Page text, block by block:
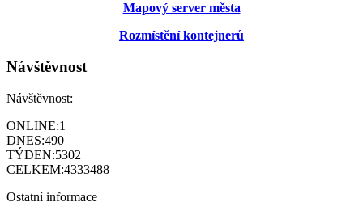
Mapový server města
Rozmístění kontejnerů
Návštěvnost
Návštěvnost:
ONLINE:1
DNES:490
TÝDEN:5302
CELKEM:4333488
Ostatní informace